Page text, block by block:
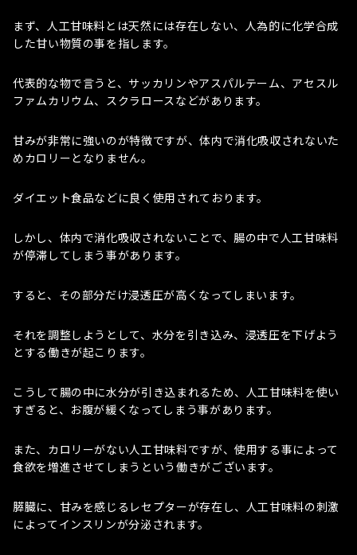
まず、人工甘味料とは天然には存在しない、人為的に化学合成
した甘い物質の事を指します。
代表的な物で言うと、サッカリンやアスパルテーム、アセスル
ファムカリウム、スクラロースなどがあります。
甘みが非常に強いのが特徴ですが、体内で消化吸収されないた
めカロリーとなりません。
ダイエット食品などに良く使用されております。
しかし、体内で消化吸収されないことで、腸の中で人工甘味料
が停滞してしまう事があります。
すると、その部分だけ浸透圧が高くなってしまいます。
それを調整しようとして、水分を引き込み、浸透圧を下げよう
とする働きが起こります。
こうして腸の中に水分が引き込まれるため、人工甘味料を使い
すぎると、お腹が緩くなってしまう事があります。
また、カロリーがない人工甘味料ですが、使用する事によって
食欲を増進させてしまうという働きがございます。
膵臓に、甘みを感じるレセプターが存在し、人工甘味料の刺激
によってインスリンが分泌されます。